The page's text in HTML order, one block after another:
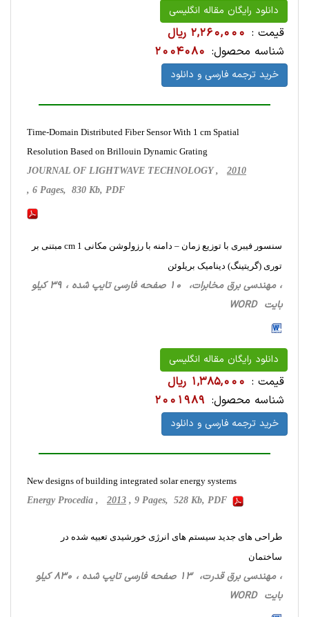
دانلود رایگان مقاله انگلیسی
قیمت : 2,260,000 ریال
شناسه محصول: 2004080
خرید ترجمه فارسی و دانلود
Time-Domain Distributed Fiber Sensor With 1 cm Spatial
Resolution Based on Brillouin Dynamic Grating
JOURNAL OF LIGHTWAVE TECHNOLOGY , 2010
, 6 Pages, 830 Kb, PDF
سنسور فیبری با توزیع زمان – دامنه با رزولوشن مکانی 1 cm مبتنی بر
توری (گریتینگ) دینامیک بریلوئن
، مهندسی برق مخابرات، 10 صفحه فارسی تایپ شده ، 39 کیلو
بایت WORD
دانلود رایگان مقاله انگلیسی
قیمت : 1,385,000 ریال
شناسه محصول: 2001989
خرید ترجمه فارسی و دانلود
New designs of building integrated solar energy systems
Energy Procedia , 2013 , 9 Pages, 528 Kb, PDF
طراحی های جدید سیستم های انرژی خورشیدی تعبیه شده در
ساختمان
، مهندسی برق قدرت، 13 صفحه فارسی تایپ شده ، 830 کیلو
بایت WORD